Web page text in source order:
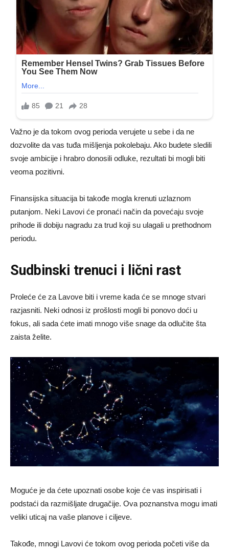
Važno je da tokom ovog perioda verujete u sebe i da ne
dozvolite da vas tuđa mišljenja pokolebaju. Ako budete sledili
svoje ambicije i hrabro donosili odluke, rezultati bi mogli biti
veoma pozitivni.
Finansijska situacija bi takođe mogla krenuti uzlaznom
putanjom. Neki Lavovi će pronaći način da povećaju svoje
prihode ili dobiju nagradu za trud koji su ulagali u prethodnom
periodu.
Sudbinski trenuci i lični rast
Proleće će za Lavove biti i vreme kada će se mnoge stvari
razjasniti. Neki odnosi iz prošlosti mogli bi ponovo doći u
fokus, ali sada ćete imati mnogo više snage da odlučite šta
zaista želite.
Moguće je da ćete upoznati osobe koje će vas inspirisati i
podstaći da razmišljate drugačije. Ova poznanstva mogu imati
veliki uticaj na vaše planove i ciljeve.
Takođe, mnogi Lavovi će tokom ovog perioda početi više da